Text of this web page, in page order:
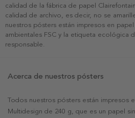
calidad de la fábrica de papel
calidad de archivo, es decir, no se
nuestros pósters están impresos en
ambientales FSC y la etiqueta ecológica
responsable.
Acerca de nuestros pósters
Todos nuestros pósters están impresos
Multidesign de 240 g, que es un papel